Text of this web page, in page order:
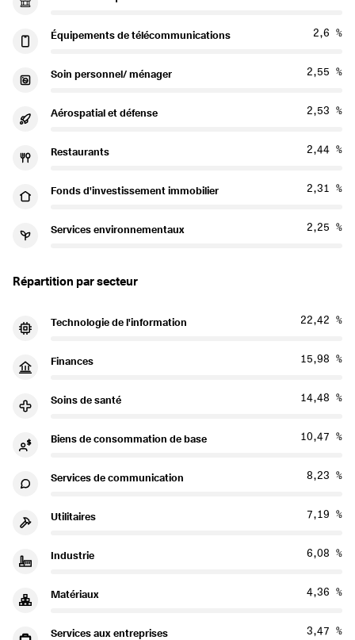
Équipements de télécommunications 2,6 %
Soin personnel/ ménager 2,55 %
Aérospatial et défense 2,53 %
Restaurants 2,44 %
Fonds d'investissement immobilier 2,31 %
Services environnementaux 2,25 %
Répartition par secteur
Technologie de l'information 22,42 %
Finances 15,98 %
Soins de santé 14,48 %
Biens de consommation de base 10,47 %
Services de communication 8,23 %
Utilitaires 7,19 %
Industrie 6,08 %
Matériaux 4,36 %
Services aux entreprises 3,47 %